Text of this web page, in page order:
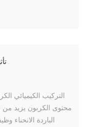
التركيب الكيميائي
محتوى الكربون يزيد من
الباردة